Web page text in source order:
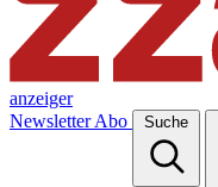
anzeiger
Newsletter Abo Suche